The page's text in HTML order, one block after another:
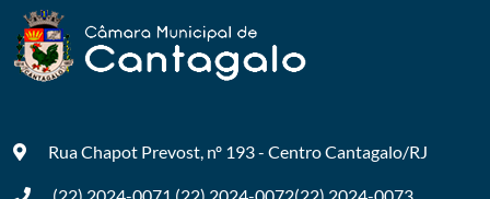
Rua Chapot Prevost, nº 193 - CentroCantagalo/RJ